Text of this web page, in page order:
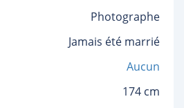
Photographe
Jamais été marrié
Aucun
174 cm